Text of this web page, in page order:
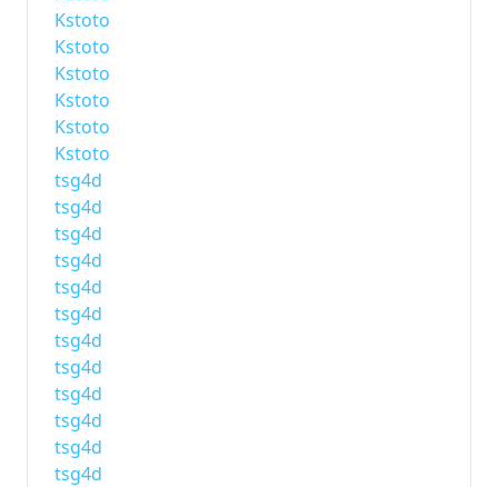
Kstoto
Kstoto
Kstoto
Kstoto
Kstoto
Kstoto
tsg4d
tsg4d
tsg4d
tsg4d
tsg4d
tsg4d
tsg4d
tsg4d
tsg4d
tsg4d
tsg4d
tsg4d